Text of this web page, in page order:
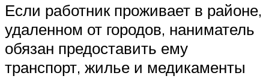
Если работник проживает в районе,
удаленном от городов, наниматель
обязан предоставить ему
транспорт, жилье и медикаменты